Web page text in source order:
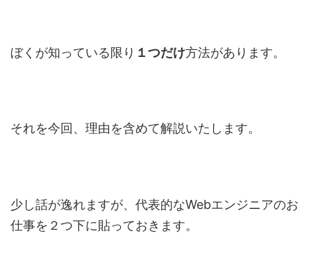
ぼくが知っている限り １つだけ方法があります。
それを今回、理由を含めて解説いたします。
少し話が逸れますが、代表的なWebエンジニアのお
仕事を２つ下に貼っておきます。